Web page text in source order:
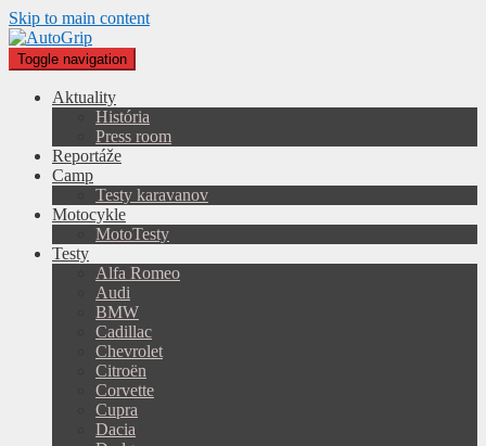
Skip to main content
Toggle navigation
Aktuality
História
Press room
Reportáže
Camp
Testy karavanov
Motocykle
MotoTesty
Testy
Alfa Romeo
Audi
BMW
Cadillac
Chevrolet
Citroën
Corvette
Cupra
Dacia